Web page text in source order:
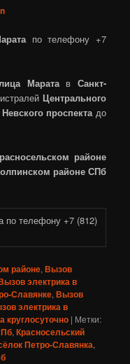
по телефону +7
Маратав Санкт-
Центрального
Невского проспектадо
районе
районе СПб
районе,Вызов
электрика в
Славянке,Вызов
электрика в
круглосуточно | Метки:
,Красносельский
Петро-Славянка,